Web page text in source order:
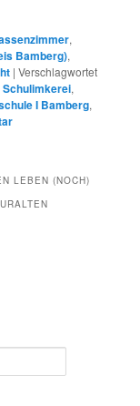
,
Bamberg),
|Verschlagwortet
Schulimkerei,
I Bamberg,
LEBEN (NOCH)